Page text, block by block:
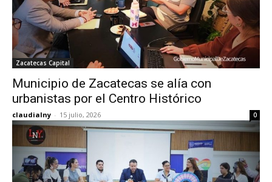
Zacatecas Capital
Municipio de Zacatecas se alía con
urbanistas por el Centro Histórico
claudialny - 15 julio, 2026 0